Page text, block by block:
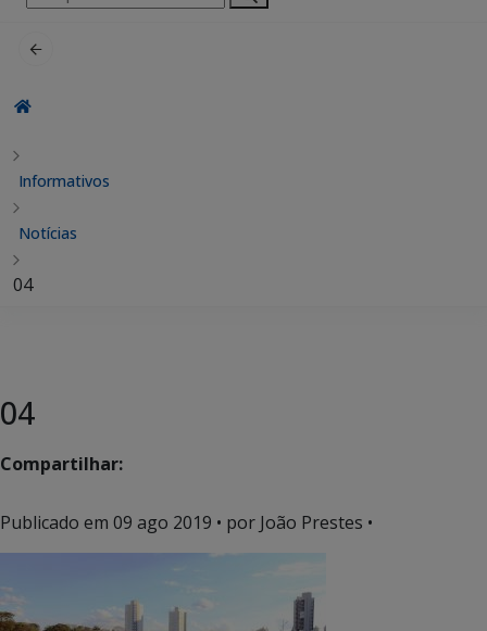
por:
Informativos
Notícias
04
04
Compartilhar:
Publicado em 09 ago 2019 • por João Prestes •